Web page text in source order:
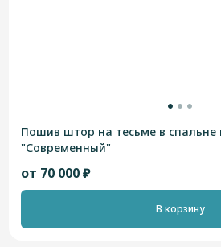
Пошив штор на тесьме в спальне
"Современный"
от 70 000 ₽
В корзину